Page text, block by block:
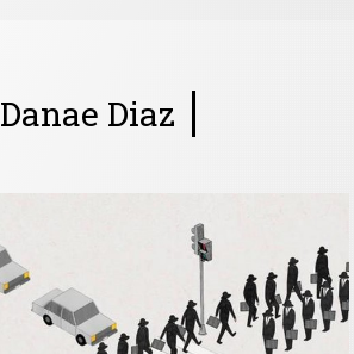
Eventos
Contacto
Danae Diaz